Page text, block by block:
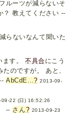
ルーツが減らないそ
？ 教えてください --
らないなんて聞いた
ます。不具合にこう
たのですが。 あと、
AbCdE…? 2013-09-
09-22 (日) 16:52:26
-- さん? 2013-09-23